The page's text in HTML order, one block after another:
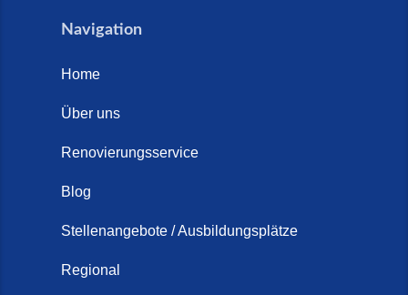
Navigation
Home
Über uns
Renovierungsservice
Blog
Stellenangebote / Ausbildungsplätze
Regional